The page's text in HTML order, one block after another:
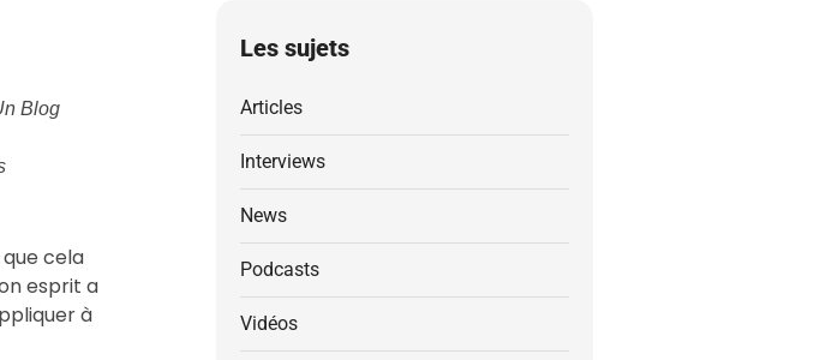
Blog
cela
esprit a
à
Les sujets
Articles
Interviews
News
Podcasts
Vidéos